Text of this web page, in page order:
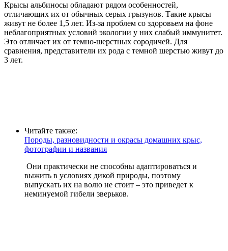
Крысы альбиносы обладают рядом особенностей,
отличающих их от обычных серых грызунов. Такие крысы
живут не более 1,5 лет. Из-за проблем со здоровьем на фоне
неблагоприятных условий экологии у них слабый иммунитет.
Это отличает их от темно-шерстных сородичей. Для
сравнения, представители их рода с темной шерстью живут до
3 лет.
Читайте также:
Породы, разновидности и окрасы домашних крыс,
фотографии и названия
Они практически не способны адаптироваться и
выжить в условиях дикой природы, поэтому
выпускать их на волю не стоит – это приведет к
неминуемой гибели зверьков.